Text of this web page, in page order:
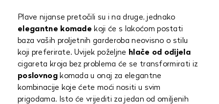
Plave nijanse pretočili su i na druge, jednako
elegantne komade koji će s lakoćom postati
baza vaših proljetnih garderoba neovisno o stilu
koji preferirate. Uvijek poželjne hlače od odijela
cigareta kroja bez problema će se transformirati iz
poslovnogkomada u onaj za elegantne
kombinacije koje ćete moći nositi u svim
prigodama. Isto će vrijediti za jedan od omiljenih